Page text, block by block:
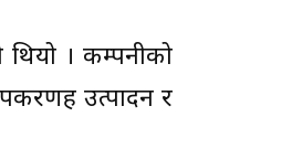
। कम्पनीको
उत्पादन र